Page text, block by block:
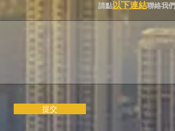
請點以下連結聯絡我們
提交